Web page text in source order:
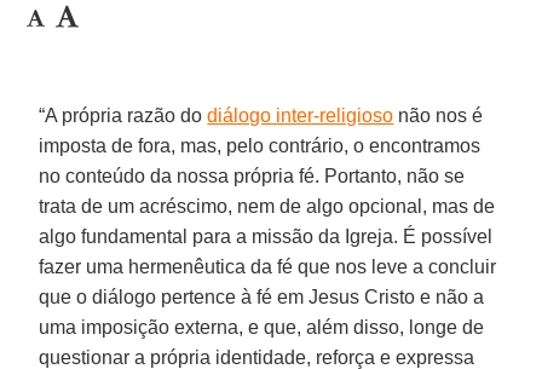
“A própria razão dodiálogo inter-religioso não nos é
imposta de fora, mas, pelo contrário, o encontramos
no conteúdo da nossa própria fé. Portanto, não se
trata de um acréscimo, nem de algo opcional, mas de
algo fundamental para a missão da Igreja. É possível
fazer uma hermenêutica da fé que nos leve a concluir
que o diálogo pertence à fé em Jesus Cristo e não a
uma imposição externa, e que, além disso, longe de
questionar a própria identidade, reforça e expressa